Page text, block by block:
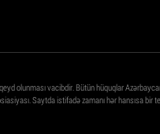
olunması vacibdir. Bütün hüquqlar
Saytda istifadə zamanı hər hansısa